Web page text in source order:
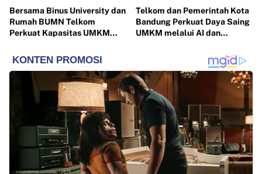
Bersama Binus University dan
Rumah BUMN Telkom
Perkuat Kapasitas UMKM
Keuangan dan Strategi
Penentuan Harga Jual
Telkom dan Pemerintah Kota
Bandung Perkuat Daya Saing
UMKM melalui AI dan